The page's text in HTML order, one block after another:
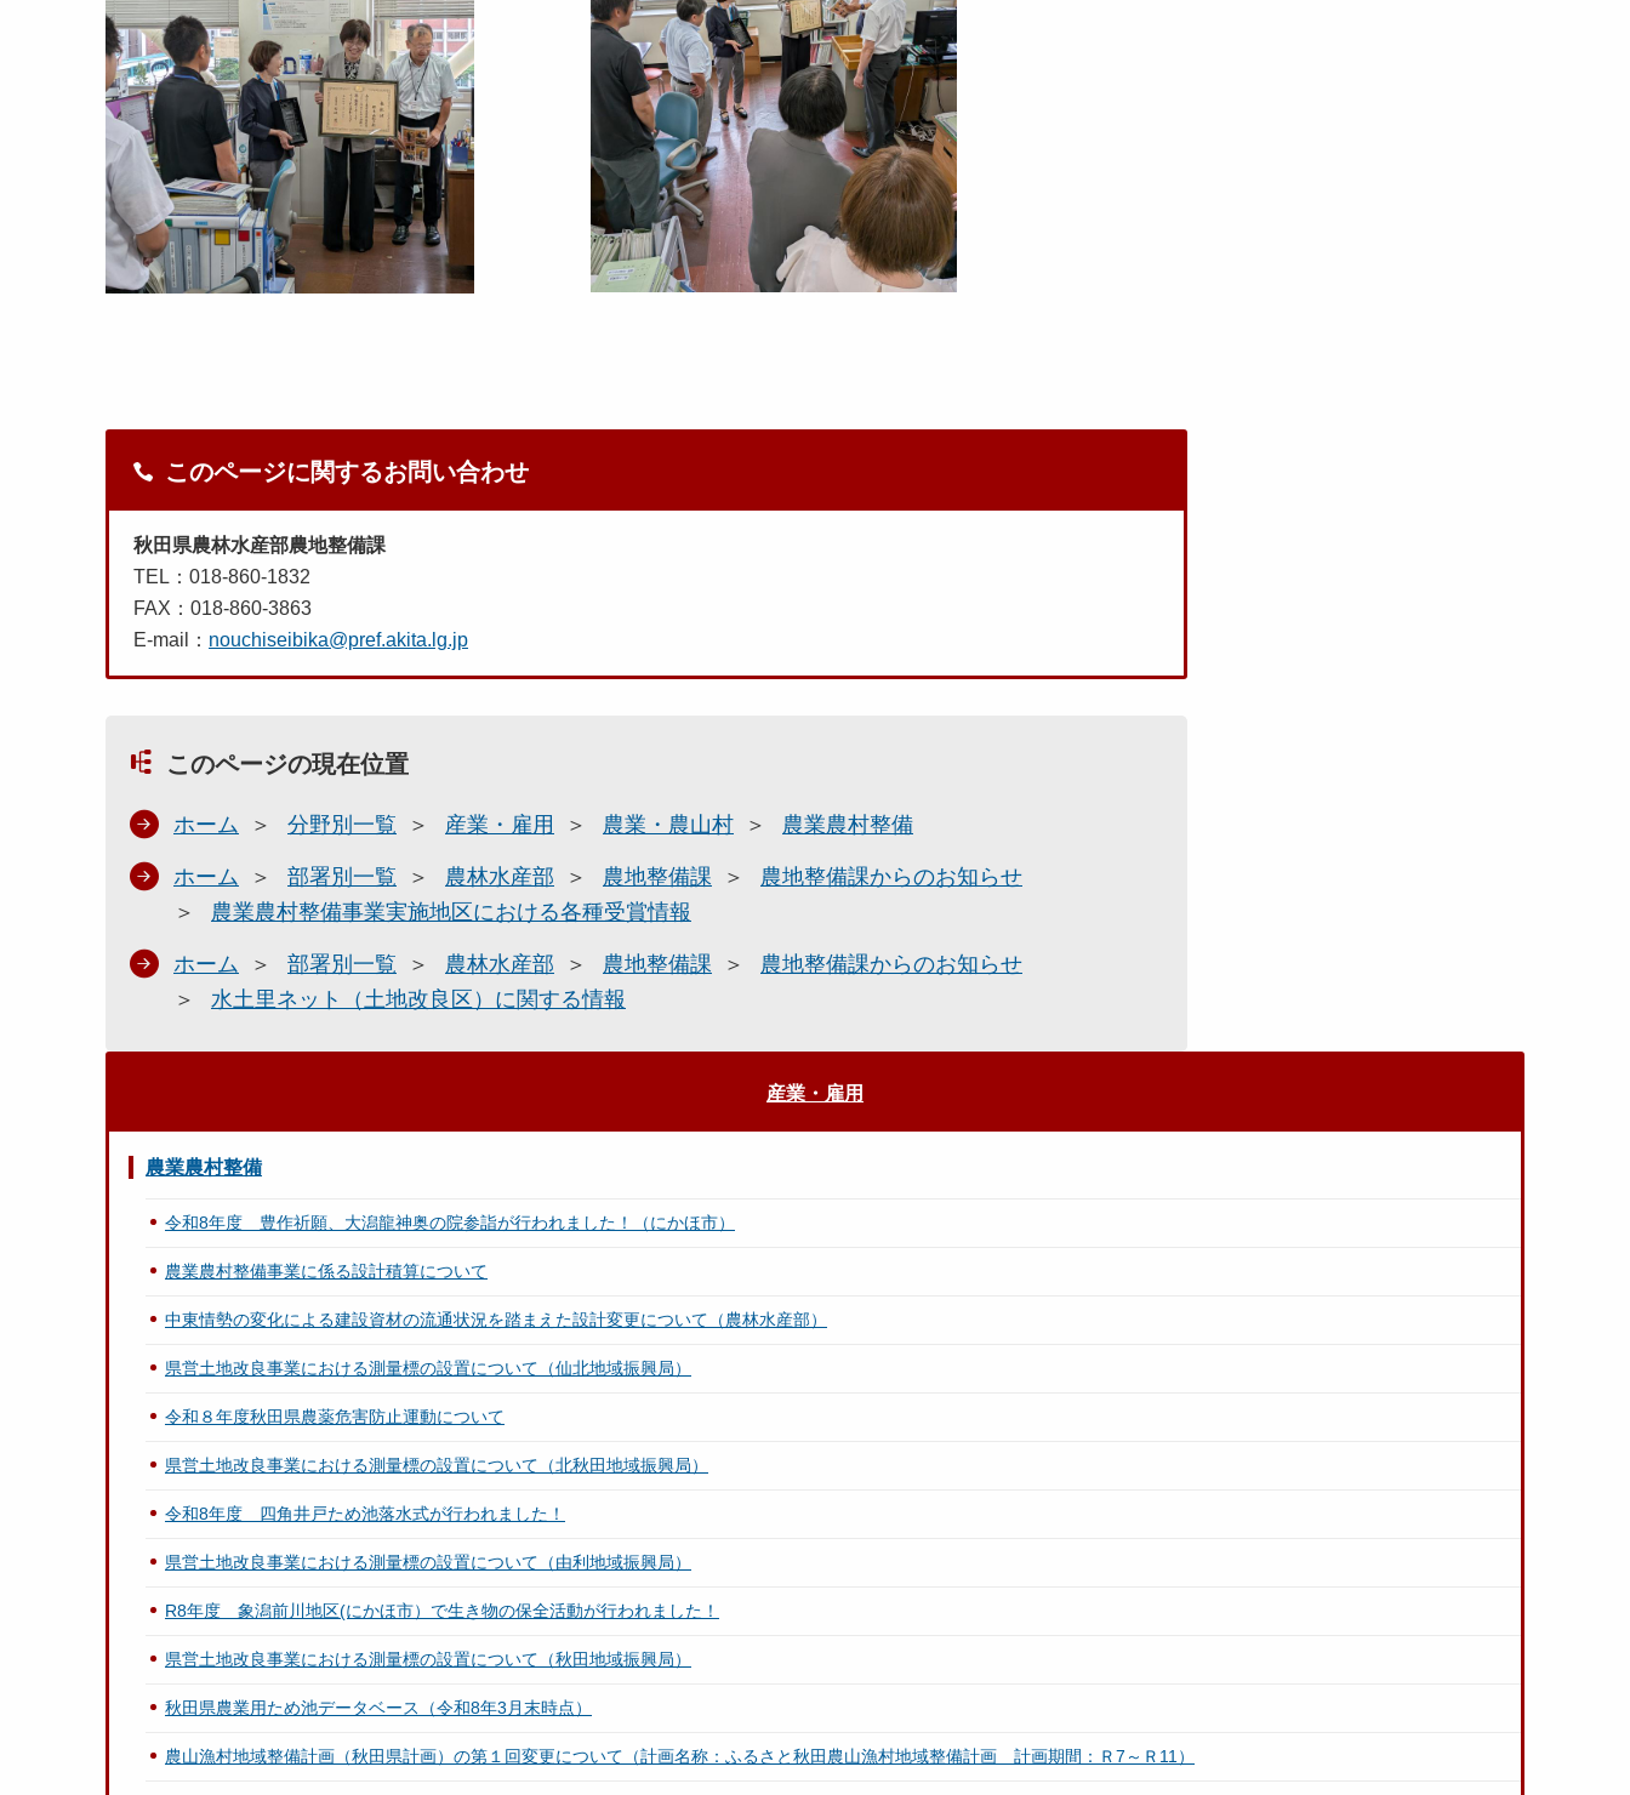
このページに関するお問い合わせ
秋田県農林水産部農地整備課
TEL：018-860-1832
FAX：018-860-3863
E-mail： nouchiseibika@pref.akita.lg.jp
このページの現在位置
ホーム 分野別一覧 産業・雇用 農業・農山村 農業農村整備
ホーム 部署別一覧 農林水産部 農地整備課
農地整備課からのお知らせ
農業農村整備事業実施地区における各種受賞情報
ホーム 部署別一覧 農林水産部 農地整備課
農地整備課からのお知らせ
水土里ネット（土地改良区）に関する情報
産業・雇用
農業農村整備
令和8年度 豊作祈願、大潟龍神奥の院参詣が行われました！（にかほ市）
農業農村整備事業に係る設計積算について
中東情勢の変化による建設資材の流通状況を踏まえた設計変更について（農林水産部）
県営土地改良事業における測量標の設置について（仙北地域振興局）
令和８年度秋田県農薬危害防止運動について
県営土地改良事業における測量標の設置について（北秋田地域振興局）
令和8年度 四角井戸ため池落水式が行われました！
県営土地改良事業における測量標の設置について（由利地域振興局）
R8年度 象潟前川地区(にかほ市）で生き物の保全活動が行われました！
県営土地改良事業における測量標の設置について（秋田地域振興局）
秋田県農業用ため池データベース（令和8年3月末時点）
農山漁村地域整備計画（秋田県計画）の第１回変更について（計画名称：ふるさと秋田農山漁村地域整備計画 計画期間：Ｒ7～Ｒ11）